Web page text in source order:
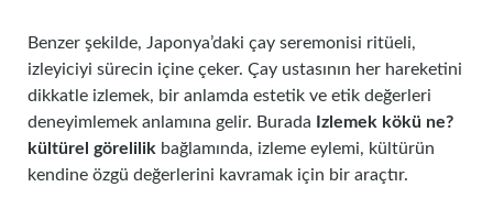
Benzer şekilde, Japonya’daki çay seremonisi ritüeli,
izleyiciyi sürecin içine çeker. Çay ustasının her hareketini
dikkatle izlemek, bir anlamda estetik ve etik değerleri
deneyimlemek anlamına gelir. Burada
Izlemek kökü ne?
kültürel görelilik bağlamında, izleme eylemi, kültürün
kendine özgü değerlerini kavramak için bir araçtır.